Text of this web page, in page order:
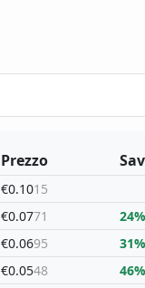
Prezzo
€0.1015
€0.0771
€0.0695
€0.0548
24%
31%
46%